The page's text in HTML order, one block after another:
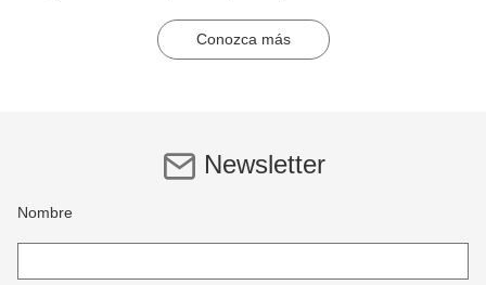
Conozca más
Newsletter
Nombre